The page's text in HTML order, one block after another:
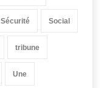
Sécurité Social
tribune
Une